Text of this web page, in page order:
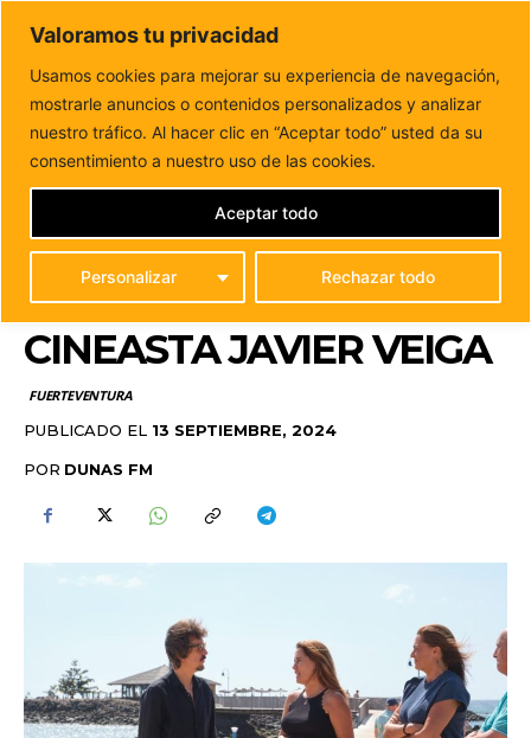
Valoramos tu privacidad
Usamos cookies para mejorar su experiencia de navegación,
mostrarle anuncios o contenidos personalizados y analizar
nuestro tráfico. Al hacer clic en “Aceptar todo” usted da su
consentimiento a nuestro uso de las cookies.
Personalizar Rechazar todo
Aceptar todo
DUNAS FM
Tu informacion de forma cercana
Inicio FUERTEVENTURA
Fuerteventura acoge el
largometraje ‘Playa de Lobos’ del actor y cineasta Javier...
FUERTEVENTURA
ACOGE EL
LARGOMETRAJE ‘PLAYA
DE LOBOS’ DEL ACTOR Y
CINEASTA JAVIER VEIGA
FUERTEVENTURA
PUBLICADO EL 13 SEPTIEMBRE, 2024
POR DUNAS FM